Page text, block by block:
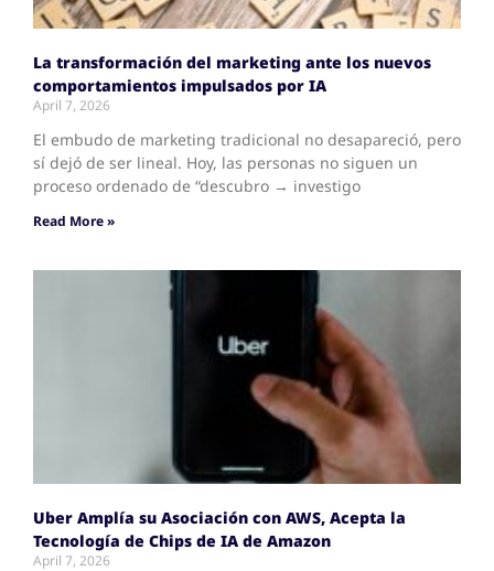
La transformación del marketing ante los nuevos
comportamientos impulsados por IA
April 7, 2026
El embudo de marketing tradicional no desapareció, pero
sí dejó de ser lineal. Hoy, las personas no siguen un
proceso ordenado de “descubro → investigo
Read More »
Uber Amplía su Asociación con AWS, Acepta la
Tecnología de Chips de IA de Amazon
April 7, 2026